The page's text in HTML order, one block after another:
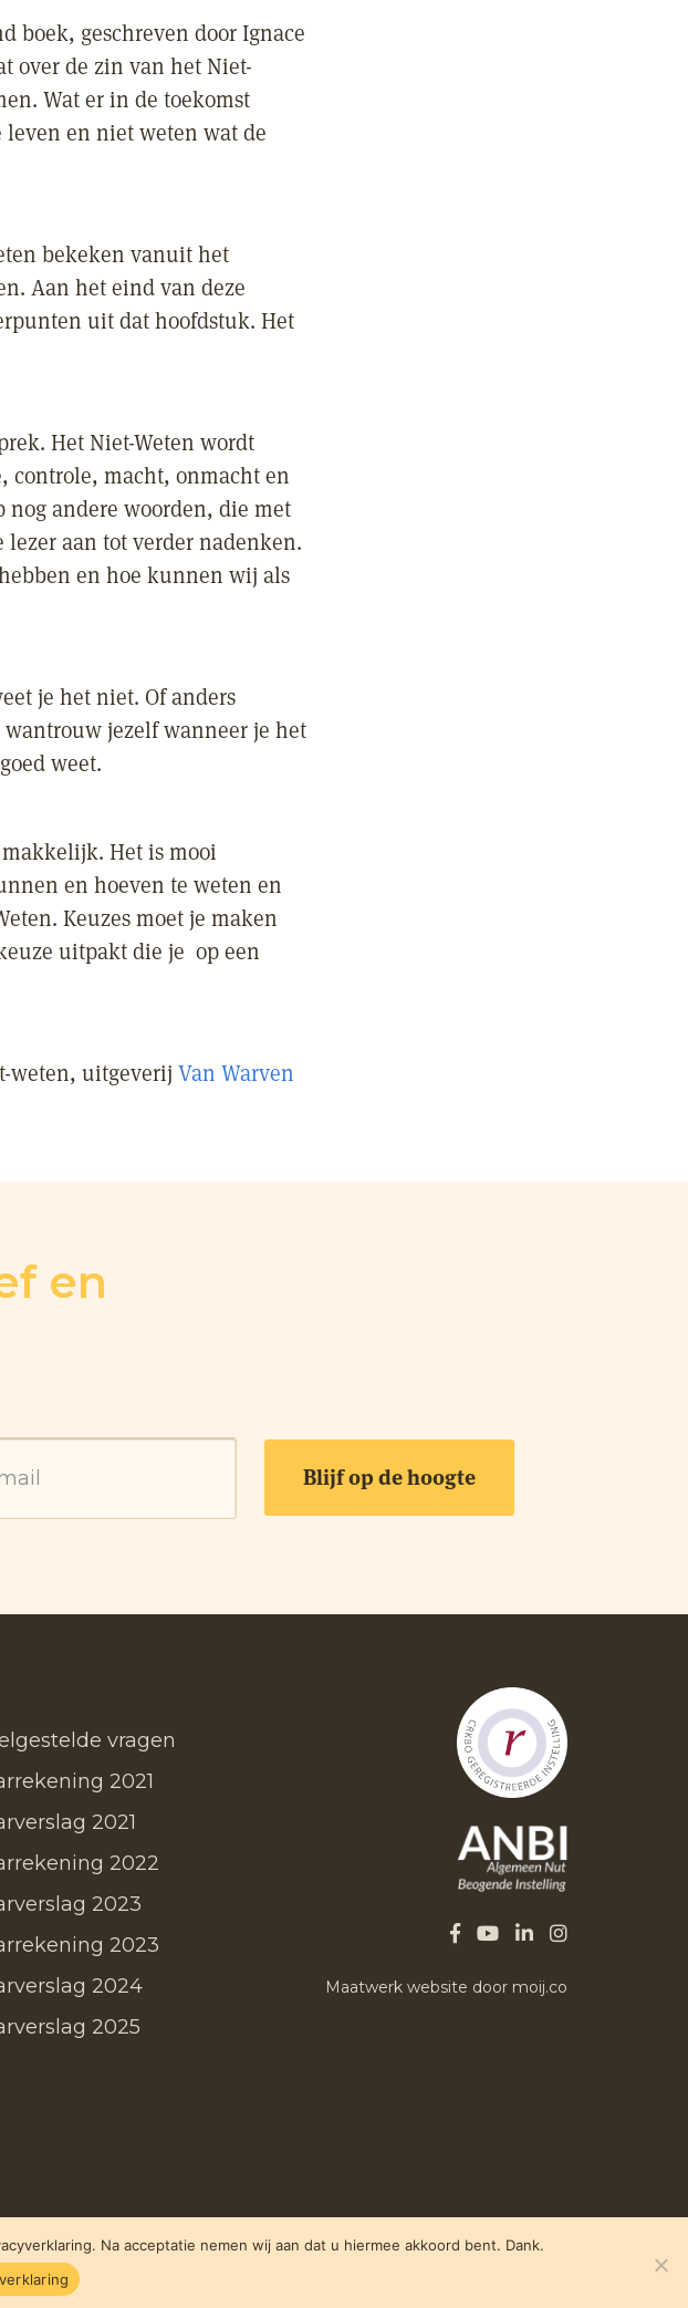
boek, geschreven door Ignace
over de zin van het Niet-
Wat er in de toekomst
en niet weten wat de
bekeken vanuit het
Aan het eind van deze
uit dat hoofdstuk. Het
Het Niet-Weten wordt
controle, macht, onmacht en
andere woorden, die met
aan tot verder nadenken.
en hoe kunnen wij als
je het niet. Of anders
jezelf wanneer je het
weet.
Het is mooi
en hoeven te weten en
Keuzes moet je maken
uitpakt die je op een
weten, uitgeverijVan Warven
en
vragen
2021
2021
2022
2023
2023
2024
2025
Maatwerk website door moij.co
Na acceptatie nemen wij aan dat u hiermee akkoord bent. Dank.